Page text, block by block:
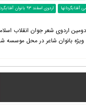
اردوی اسفند 93 بانوان آفتابگردان ها
اردوی شعر جوان انقلاب
ویژه بانوان شاعر در محل موسسه